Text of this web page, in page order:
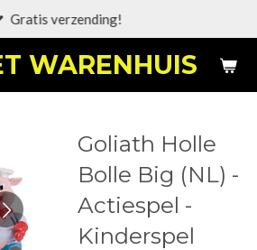
WARENHUIS
Gratis verzending!
Goliath Holle
Bolle Big (NL) -
Actiespel -
Kinderspel